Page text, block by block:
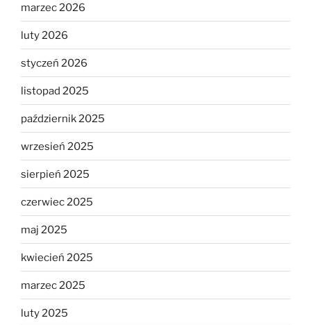
marzec 2026
luty 2026
styczeń 2026
listopad 2025
październik 2025
wrzesień 2025
sierpień 2025
czerwiec 2025
maj 2025
kwiecień 2025
marzec 2025
luty 2025